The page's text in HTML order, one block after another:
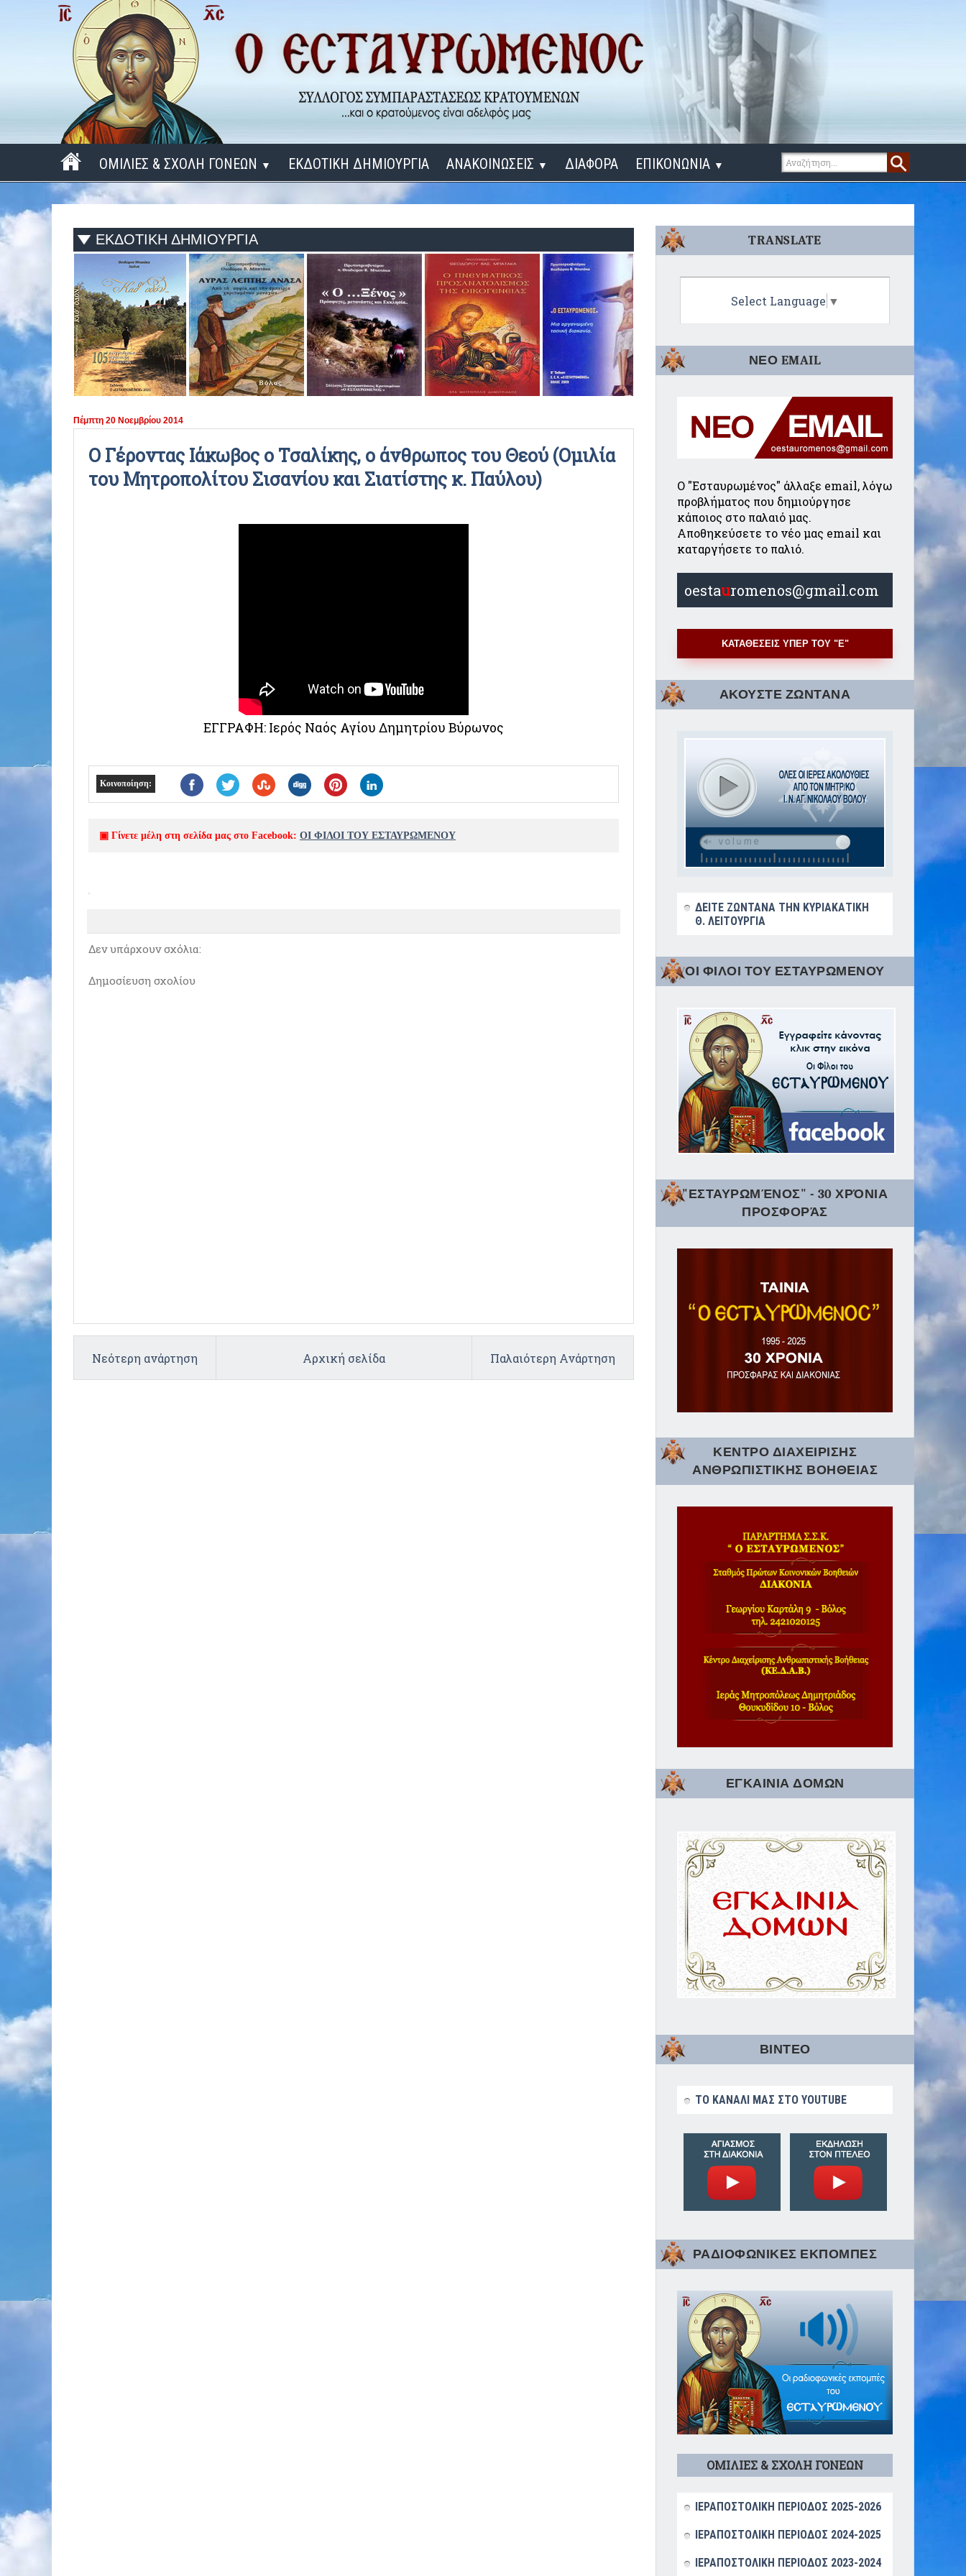
ΟΜΙΛΙΕΣ & ΣΧΟΛΗ ΓΟΝΕΩΝ ▼
ΠΕΡΙΟΔΟΣ 2025 - 2026
ΠΕΡΙΟΔΟΣ 2024 - 2025
ΠΕΡΙΟΔΟΣ 2023 - 2024
ΠΕΡΙΟΔΟΣ 2022 - 2023
ΠΕΡΙΟΔΟΣ 2021 - 2022
ΠΕΡΙΟΔΟΣ 2020 - 2021
ΠΕΡΙΟΔΟΣ 2017 - 2018
ΕΚΔΟΤΙΚΗ ΔΗΜΙΟΥΡΓΙΑ ΑΝΑΚΟΙΝΩΣΕΙΣ ▼
ΔΙΔΑΞΟΝ ΜΕ, ΚΥΡΙΕ
ΓΙΑ ΤΟΥΣ ΜΙΚΡΟΥΣ ΜΑΣ ΦΙΛΟΥΣ
ΡΑΔΙΟΦΩΝΙΚΕΣ ΕΚΠΟΜΠΕΣ
ΒΙΝΤΕΟ
ΔΙΑΦΟΡΑ ΕΠΙΚΟΝΩΝΙΑ ▼
ΕΚΔΟΤΙΚΗ ΔΗΜΙΟΥΡΓΙΑ
Πέμπτη 20 Νοεμβρίου 2014
Ο Γέροντας Ιάκωβος ο Τσαλίκης, ο άνθρωπος του Θεού (Ομιλία
του Μητροπολίτου Σισανίου και Σιατίστης κ. Παύλου)
ΕΓΓΡΑΦΗ: Ιερός Ναός Αγίου Δημητρίου Βύρωνος
Κοινοποίηση:
▣ Γίνετε μέλη στη σελίδα μας στο Facebook: ΟΙ ΦΙΛΟΙ ΤΟΥ ΕΣΤΑΥΡΩΜΕΝΟΥ
Δεν υπάρχουν σχόλια:
Δημοσίευση σχολίου
Νεότερη ανάρτηση Παλαιότερη Ανάρτηση
Αρχική σελίδα
TRANSLATE
Select Language ▼
ΝΕΟ EMAIL
Ο "Εσταυρωμένος" άλλαξε email, λόγω
προβλήματος που δημιούργησε
κάποιος στο παλαιό μας.
Αποθηκεύσετε το νέο μας email και
καταργήσετε το παλιό.
oestauromenos@gmail.com
ΚΑΤΑΘΕΣΕΙΣ ΥΠΕΡ ΤΟΥ "Ε"
ΑΚΟΥΣΤΕ ΖΩΝΤΑΝΑ
ΔΕΙΤΕ ΖΩΝΤΑΝΑ ΤΗΝ ΚΥΡΙΑΚΑΤΙΚΗ
Θ. ΛΕΙΤΟΥΡΓΙΑ
ΟΙ ΦΙΛΟΙ ΤΟΥ ΕΣΤΑΥΡΩΜΕΝΟΥ
"ΕΣΤΑΥΡΩΜΈΝΟΣ" - 30 ΧΡΌΝΙΑ
ΠΡΟΣΦΟΡΆΣ
ΚΕΝΤΡΟ ΔΙΑΧΕΙΡΙΣΗΣ
ΑΝΘΡΩΠΙΣΤΙΚΗΣ ΒΟΗΘΕΙΑΣ
ΕΓΚΑΙΝΙΑ ΔΟΜΩΝ
ΒΙΝΤΕΟ
ΤΟ ΚΑΝΑΛΙ ΜΑΣ ΣΤΟ YOUTUBE
ΡΑΔΙΟΦΩΝΙΚΕΣ ΕΚΠΟΜΠΕΣ
ΟΜΙΛΙΕΣ & ΣΧΟΛΗ ΓΟΝΕΩΝ
ΙΕΡΑΠΟΣΤΟΛΙΚΗ ΠΕΡΙΟΔΟΣ 2025-2026
ΙΕΡΑΠΟΣΤΟΛΙΚΗ ΠΕΡΙΟΔΟΣ 2024-2025
ΙΕΡΑΠΟΣΤΟΛΙΚΗ ΠΕΡΙΟΔΟΣ 2023-2024